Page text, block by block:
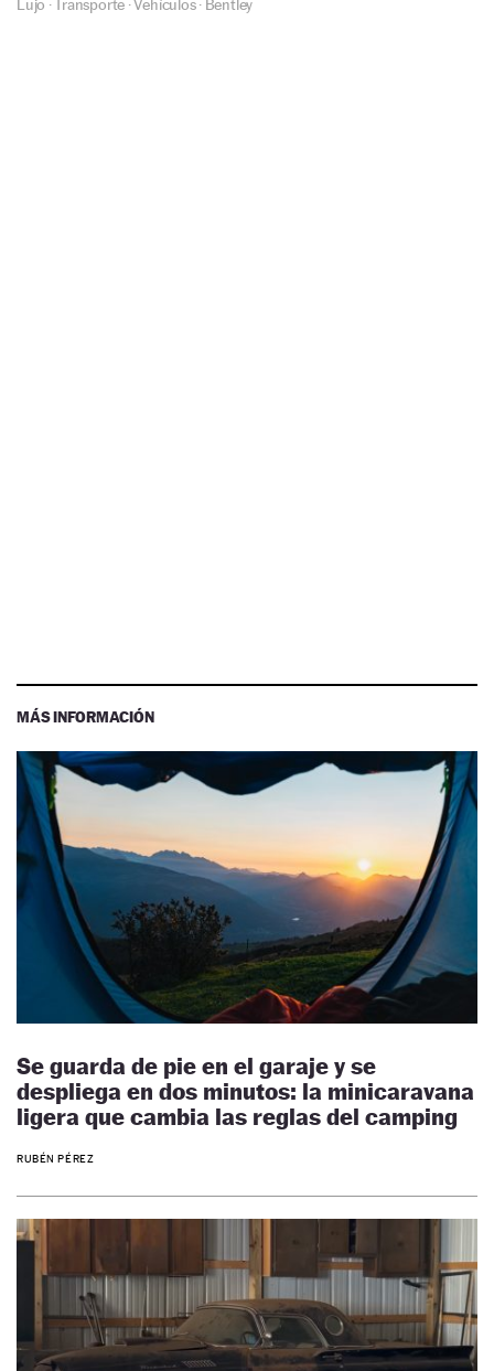
Lujo · Transporte ·Vehículos· Bentley
MÁS INFORMACIÓN
Se guarda de pie en el garaje y se
despliega en dos minutos: la minicaravana
ligera que cambia las reglas del camping
RUBÉN PÉREZ